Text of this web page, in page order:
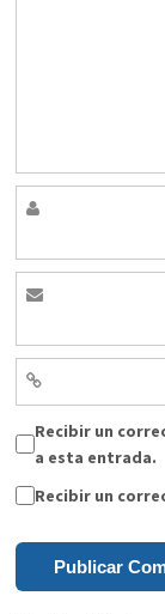
Recibir un
a esta entrada.
Recibir un